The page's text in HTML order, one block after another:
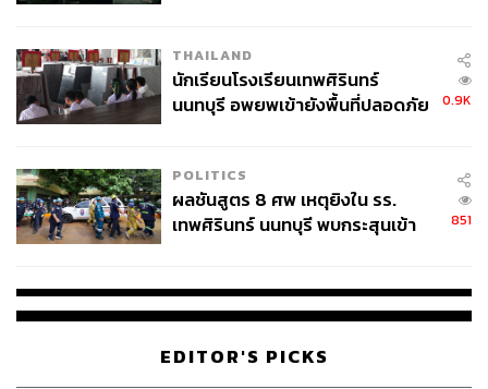
THAILAND
นักเรียนโรงเรียนเทพศิรินทร์
นนทบุรี อพยพเข้ายังพื้นที่ปลอดภัย
0.9K
POLITICS
ผลชันสูตร 8 ศพ เหตุยิงใน รร.
เทพศิรินทร์ นนทบุรี พบกระสุนเข้า
851
EDITOR'S PICKS